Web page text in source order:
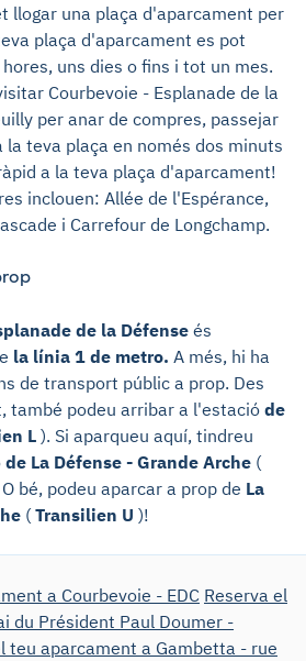
llogar una plaça d'aparcament per
plaça d'aparcament es pot
uns dies o fins i tot un mes.
Courbevoie - Esplanade de la
per anar de compres, passejar
teva plaça en només dos minuts
a la teva plaça d'aparcament!
inclouen: Allée de l'Espérance,
i Carrefour de Longchamp.
de la Défense és
la línia 1 de metro. A més, hi ha
de transport públic a prop. Des
també podeu arribar a l'estació de
L ). Si aparqueu aquí, tindreu
de La Défense - Grande Arche (
bé, podeu aparcar a prop de La
(Transilien U )!
a Courbevoie - EDC Reserva el
du Président Paul Doumer -
teu aparcament a Gambetta - rue